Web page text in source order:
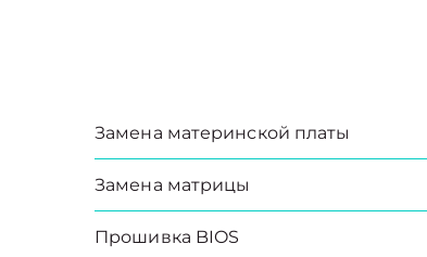
Замена материнской платы
Замена матрицы
Прошивка BIOS